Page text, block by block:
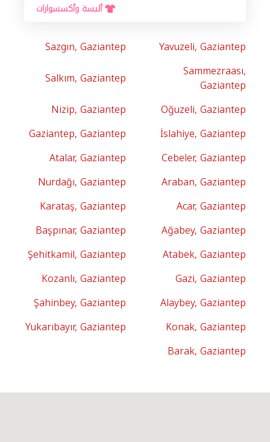
ألبسة وأكسسوارات
Yavuzeli, Gaziantep
Sazgın, Gaziantep
Sammezraası,
Gaziantep
Salkım, Gaziantep
Oğuzeli, Gaziantep
Nizip, Gaziantep
İslahiye, Gaziantep
Gaziantep, Gaziantep
Cebeler, Gaziantep
Atalar, Gaziantep
Araban, Gaziantep
Nurdağı, Gaziantep
Acar, Gaziantep
Karataş, Gaziantep
Ağabey, Gaziantep
Başpınar, Gaziantep
Atabek, Gaziantep
Şehitkamil, Gaziantep
Gazi, Gaziantep
Kozanlı, Gaziantep
Alaybey, Gaziantep
Şahinbey, Gaziantep
Konak, Gaziantep
Yukarıbayır, Gaziantep
Barak, Gaziantep